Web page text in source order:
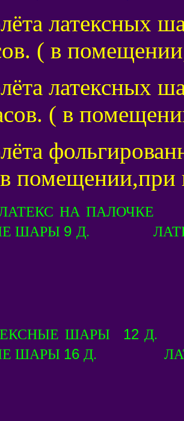
латексных
( в
латексных
( в
помещении,при
НА ПАЛОЧКЕ
ШАРЫ 9 Д.
ШАРЫ 12Д.
ШАРЫ 16 Д.